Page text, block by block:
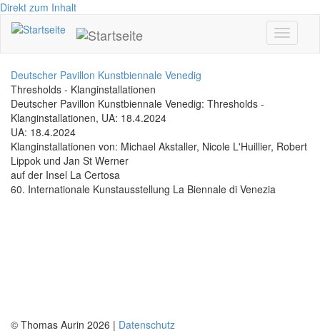
Direkt zum Inhalt
Toggle
Deutscher Pavillon Kunstbiennale Venedig
Thresholds - Klanginstallationen
Deutscher Pavillon Kunstbiennale Venedig: Thresholds -
Klanginstallationen, UA: 18.4.2024
UA: 18.4.2024
Klanginstallationen von: Michael Akstaller, Nicole L'Huillier, Robert
Lippok und Jan St Werner
auf der Insel La Certosa
60. Internationale Kunstausstellung La Biennale di Venezia
© Thomas Aurin 2026 | Datenschutz